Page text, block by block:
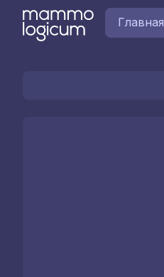
Главная